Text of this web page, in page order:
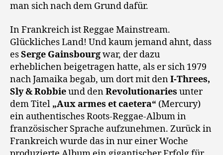
man sich nach dem Grund dafür.
In Frankreich ist Reggae Mainstream.
Glückliches Land! Und kaum jemand ahnt, dass
esSerge Gainsbourgwar, der dazu
erheblichen beigetragen hatte, als er sich 1979
nach Jamaika begab, um dort mit denI-Threes,
Sly & Robbieund denRevolutionaries unter
dem Titel „Aux armes et caetera“ (Mercury)
ein authentisches Roots-Reggae-Album in
französischer Sprache aufzunehmen. Zurück in
Frankreich wurde das in nur einer Woche